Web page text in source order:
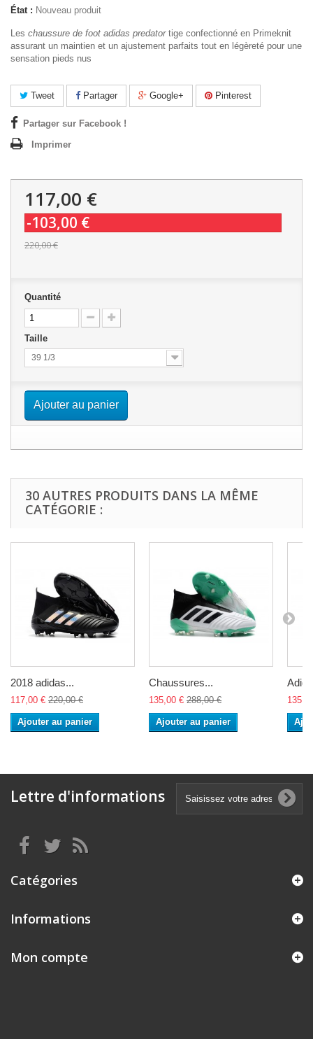
État : Nouveau produit
Les chaussure de foot adidas predatortige confectionné en Primeknit
assurant un maintien et un ajustement parfaits tout en légèreté pour une
sensation pieds nus
Tweet Partager Google+ Pinterest
Partager sur Facebook !
Imprimer
117,00 €
-103,00 €
220,00 €
Quantité
Taille
39 1/3
Ajouter au panier
30 AUTRES PRODUITS DANS LA MÊME
CATÉGORIE :
2018 adidas...
117,00 € 220,00 €
Ajouter au panier
Chaussures...
135,00 € 288,00 €
Ajouter au panier
Lettre d'informations
Catégories
Informations
Mon compte